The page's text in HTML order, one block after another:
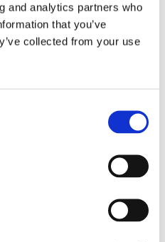
and analytics partners who
that you’ve
collected from your use
av